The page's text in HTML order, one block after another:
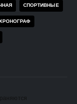
СПОРТИВНЫЕ